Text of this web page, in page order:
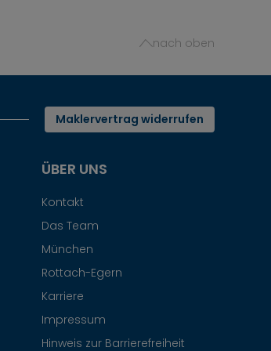
nach oben
Maklervertrag widerrufen
ÜBER UNS
Kontakt
Das Team
München
Rottach-Egern
Karriere
Impressum
Hinweis zur Barrierefreiheit